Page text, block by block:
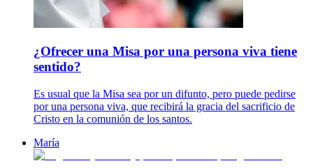
¿Ofrecer una Misa por una persona viva tiene
sentido?
Es usual que la Misa sea por un difunto, pero puede pedirse
por una persona viva, que recibirá la gracia del sacrificio de
Cristo en la comunión de los santos.
María